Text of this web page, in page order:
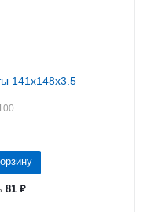
141х148х3.5
81 ₽